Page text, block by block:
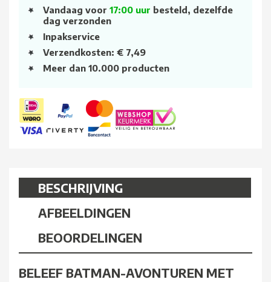
Vandaag voor 17:00 uur besteld, dezelfde
dag verzonden
Inpakservice
Verzendkosten: € 7,49
Meer dan 10.000 producten
BESCHRIJVING
AFBEELDINGEN
BEOORDELINGEN
BELEEF BATMAN-AVONTUREN MET